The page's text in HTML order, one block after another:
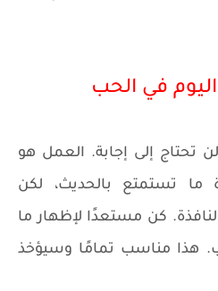
في الحب
تحتاج إلى إجابة. العمل هو
ما تستمتع بالحديث، لكن
كن مستعدًا لإظهار ما
هذا مناسب تمامًا وسيؤخذ